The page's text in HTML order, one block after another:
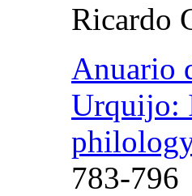
Ricardo
Anuario
Urquijo:
philology
783-796